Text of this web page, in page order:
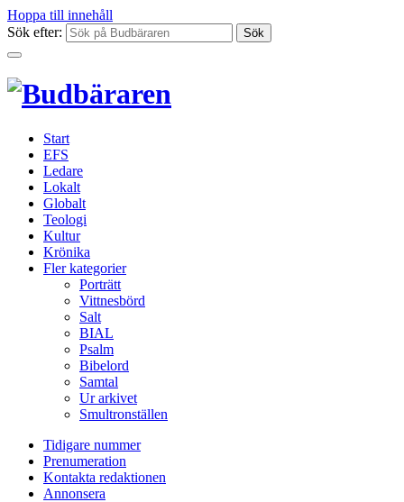
Hoppa till innehåll
Sök efter:
Start
EFS
Ledare
Lokalt
Globalt
Teologi
Kultur
Krönika
Fler kategorier
Porträtt
Vittnesbörd
Salt
BIAL
Psalm
Bibelord
Samtal
Ur arkivet
Smultronställen
Tidigare nummer
Prenumeration
Kontakta redaktionen
Annonsera